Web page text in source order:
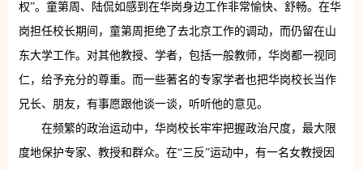
权”。童第周、陆侃如感到在华岗身边工作非常愉快、舒畅。在华
岗担任校长期间，童第周拒绝了去北京工作的调动，而仍留在山
东大学工作。对其他教授、学者，包括一般教师，华岗都一视同
仁，给予充分的尊重。而一些著名的专家学者也把华岗校长当作
兄长、朋友，有事愿跟他谈一谈，听听他的意见。
在频繁的政治运动中，华岗校长牢牢把握政治尺度，最大限
度地保护专家、教授和群众。在“三反”运动中，有一名女教授因